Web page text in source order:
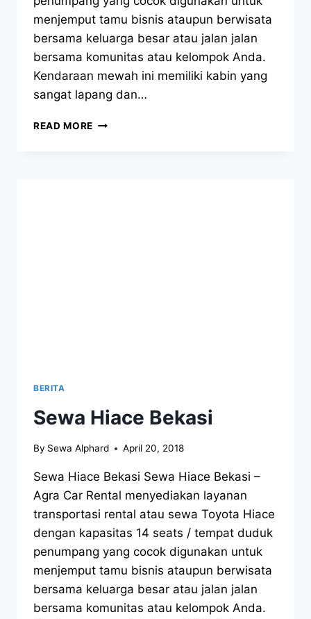
menjemput tamu bisnis ataupun berwisata
bersama keluarga besar atau jalan jalan
bersama komunitas atau kelompok Anda.
Kendaraan mewah ini memiliki kabin yang
sangat lapang dan…
READ MORE SEWA
BERITA
Sewa Hiace Bekasi
By Sewa Alphard April 20, 2018
Sewa Hiace Bekasi Sewa Hiace Bekasi –
Agra Car Rental menyediakan layanan
transportasi rental atau sewa Toyota Hiace
dengan kapasitas 14 seats / tempat duduk
penumpang yang cocok digunakan untuk
menjemput tamu bisnis ataupun berwisata
bersama keluarga besar atau jalan jalan
bersama komunitas atau kelompok Anda.